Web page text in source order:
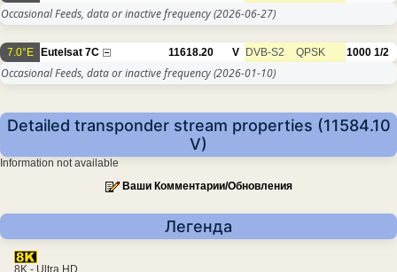
Occasional Feeds, data or inactive frequency(2026-06-27)
7.0°E Eutelsat 7C 11618.20 V DVB-S2 QPSK 1000 1/2
Occasional Feeds, data or inactive frequency(2026-01-10)
Detailed transponder stream properties (11584.10
V)
Information not available
Ваши Комментарии/Обновления
Легенда
8K - Ultra HD